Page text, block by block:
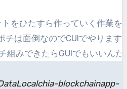
をひたすら作っていく作業を
チは面倒なのでCUIでやります
組みできたらGUIでもいいんだ
blockchainapp-